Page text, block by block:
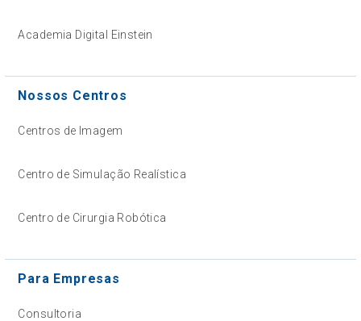
Academia Digital Einstein
Nossos Centros
Centros de Imagem
Centro de Simulação Realística
Centro de Cirurgia Robótica
Para Empresas
Consultoria